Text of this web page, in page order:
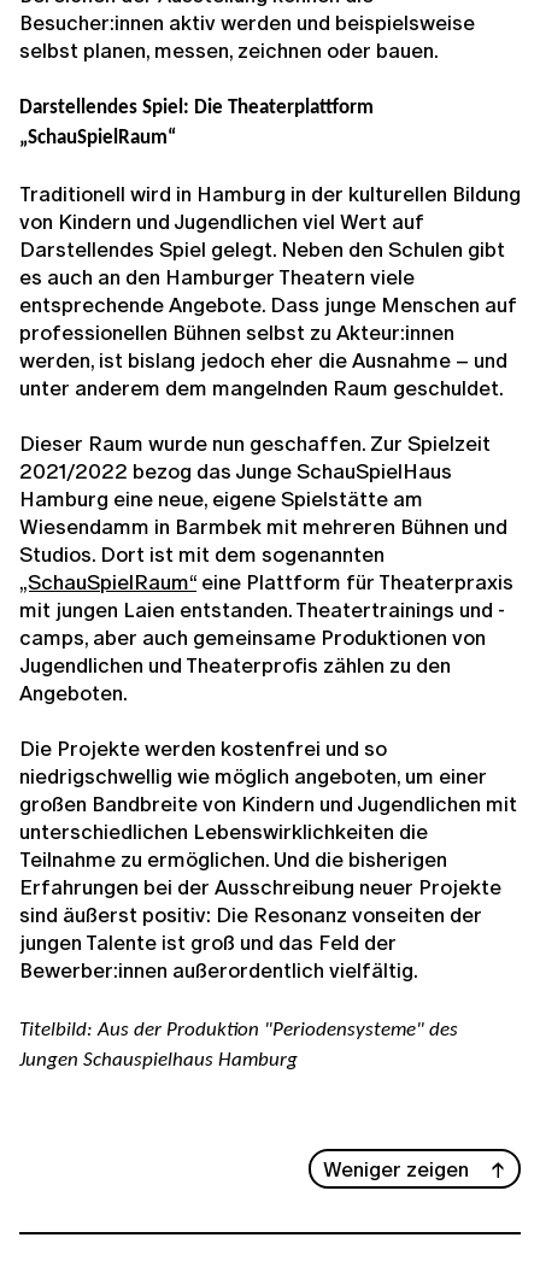
Besucher:innen aktiv werden und beispielsweise
selbst planen, messen, zeichnen oder bauen.
Darstellendes Spiel: Die Theaterplattform
„SchauSpielRaum“
Traditionell wird in Hamburg in der kulturellen Bildung
von Kindern und Jugendlichen viel Wert auf
Darstellendes Spiel gelegt. Neben den Schulen gibt
es auch an den Hamburger Theatern viele
entsprechende Angebote. Dass junge Menschen auf
professionellen Bühnen selbst zu Akteur:innen
werden, ist bislang jedoch eher die Ausnahme – und
unter anderem dem mangelnden Raum geschuldet.
Dieser Raum wurde nun geschaffen. Zur Spielzeit
2021/2022 bezog das Junge SchauSpielHaus
Hamburg eine neue, eigene Spielstätte am
Wiesendamm in Barmbek mit mehreren Bühnen und
Studios. Dort ist mit dem sogenannten
„SchauSpielRaum“ eine Plattform für Theaterpraxis
mit jungen Laien entstanden. Theatertrainings und -
camps, aber auch gemeinsame Produktionen von
Jugendlichen und Theaterprofis zählen zu den
Angeboten.
Die Projekte werden kostenfrei und so
niedrigschwellig wie möglich angeboten, um einer
großen Bandbreite von Kindern und Jugendlichen mit
unterschiedlichen Lebenswirklichkeiten die
Teilnahme zu ermöglichen. Und die bisherigen
Erfahrungen bei der Ausschreibung neuer Projekte
sind äußerst positiv: Die Resonanz vonseiten der
jungen Talente ist groß und das Feld der
Bewerber:innen außerordentlich vielfältig.
Titelbild: Aus der Produktion "Periodensysteme" des
Jungen Schauspielhaus Hamburg
Weniger zeigen